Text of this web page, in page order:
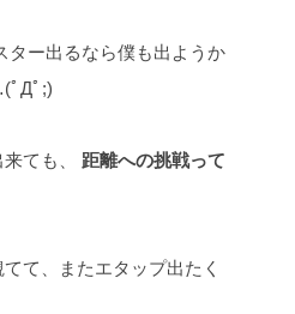
ター出るなら僕も出ようか
ﾟДﾟ;)
ても、
距離への挑戦って
て、またエタップ出たく